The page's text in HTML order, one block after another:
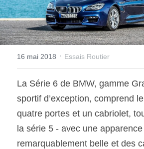
Histoire de chars
Art Automobile
Essais Routier
Radio FM
Télé RDS
Simulateur
Assurance
Rechercher
16 mai 2018 · Essais Routier
La Série 6 de BMW, gamme
sportif d’exception, comprend
quatre portes et un cabriolet,
la série 5 - avec une apparence
remarquablement belle et des